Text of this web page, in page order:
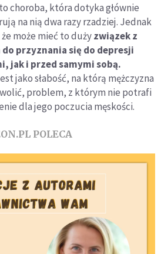
choroba, która dotyka głównie
na nią dwa razy rzadziej. Jednak
może mieć to dużyzwiązek z
przyznania się do depresji
jak i przed samymi sobą.
jako słabość, na którą mężczyzna
problem, z którym nie potrafi
dla jego poczucia męskości.
POLECA